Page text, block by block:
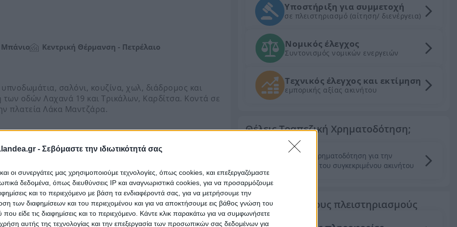
- Σεβόμαστε την ιδιωτικότητά σας
και οι συνεργάτες μας χρησιμοποιούμε τεχνολογίες, όπως cookies, και επεξεργαζόμαστε
δεδομένα, όπως διευθύνσεις IP και αναγνωριστικά cookies, για να προσαρμόζουμε
και το περιεχόμενο με βάση τα ενδιαφέροντά σας, για να μετρήσουμε την
των διαφημίσεων και του περιεχομένου και για να αποκτήσουμε εις βάθος γνώση του
που είδε τις διαφημίσεις και το περιεχόμενο. Κάντε κλικ παρακάτω για να συμφωνήσετε
αυτής της τεχνολογίας και την επεξεργασία των προσωπικών σας δεδομένων για
Μπάνιο Κεντρική Θέρμανση - Πετρέλαιο
σαλόνι, κουζίνα, χωλ, διάδρομος και
οδών Λαχανά 19 και Τρικάλων, Καρδίτσα. Κοντά σε
πλατεία Λάκα Μαντζάρα.
αναρτηθεί ακόμα στο eauction.gr (πλατφόρμα
Αποθηκεύστε τον ώστε να ενημερωθείτε όταν
Υποστήριξη για συμμετοχή
σε πλειστηριασμό (αίτηση/ διενέργεια)
Νομικός έλεγχος
Συντονισμός νομικών ενεργειών
Τεχνικός έλεγχος και εκτίμηση
εμπορικής αξίας ακινήτου
Θέλεις Τραπεζική Χρηματοδότηση;
Ζητήστε χρηματοδότηση για την
απόκτηση του συγκεκριμένου ακινήτου
Τα πάντα για τους πλειστηριασμούς